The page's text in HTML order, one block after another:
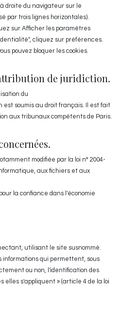
droite du navigateur sur le
par trois lignes horizontales).
sur Afficher les paramètres
cliquez sur préférences.
pouvez bloquer les cookies.
de juridiction.
du
est soumis au droit français. Il est fait
aux tribunaux compétents de Paris.
modifiée par la loi n° 2004-
aux fichiers et aux
la confiance dans l'économie
utilisant le site susnommé.
informations qui permettent, sous
ou non, l'identification des
elles s'appliquent » (article 4 de la loi